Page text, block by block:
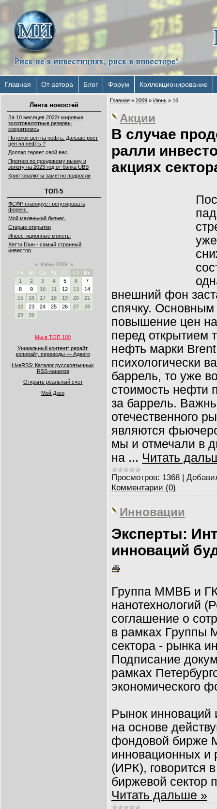
Главная От автора Блог Форум Коллекционирование
Лента новостей
За 10 месяцев 2022г мировые
золотовалютные резервы
сократились
Потолок цен на нефть. Дальше рост
цен на нефть ?
Доллар теряет свой вес
Прогноз по фондовому рынку и
золоту на 2023 год от банка UBS
Криптовалюты заметно подросли
ТОП-5
ФСФР планирует регулировать
форекс.
Мой маленький бизнес.
Старые открытки
Инвестиционные монеты
Хетти Грин - самый странный
инвестор.
« Июнь 2009 »
Пн
Вт Ср Чт Пт Сб
Вс
1
2 3 4 5 6
7
8
9 10 11 12 13
14
15
16 17 18 19 20
21
22
23 24 25 26 27
28
29
30
Мы в ТОП 100
Уникальный контент: рерайт,
копирайт, переводы — Адвего
LiveRSS: Каталог русскоязычных
RSS-каналов
Открыть реальный счет
Мой Дзен
Главная » 2009 » Июнь » 16
Акции
В случае
ралли
акциях
внешний фон
спячку.
повышение цен
перед открытием
нефть марки
психологически
баррель, то уже
стоимость нефти
за баррель.
отечественного
являются
мы и отмечали в
на ... Читать
Просмотров: 1368 |
Комментарии (0)
Инновации
Эксперты:
инноваций
Группа ММВБ и
нанотехнологий
соглашение о
в рамках Группы
сектора - рынка
Подписание
рамках
экономического
Рынок инноваций
на основе
фондовой бирже
инновационных и
(ИРК), говорится
биржевой сектор
Читать дальше »